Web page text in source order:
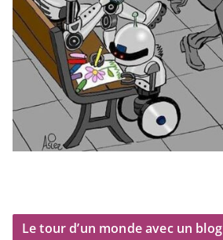
Le tour d’un monde avec un blog